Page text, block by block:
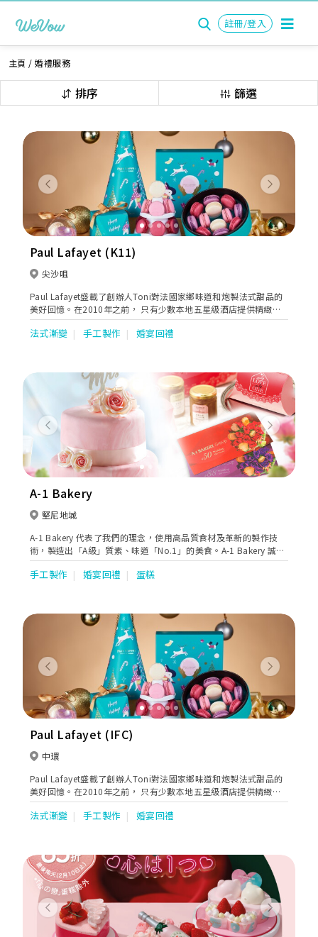
註冊/登入
主頁 /婚禮服務
排序 篩選
Previous Next
Paul Lafayet (K11)
尖沙咀
Paul Lafayet盛載了創辦人Toni對法國家鄉味道和炮製法式甜品的
美好回憶。在2010年之前， 只有少數本地五星級酒店提供精緻法
式甜品。Toni看準這個契機，在香港展開法式甜品業務，令更多人
欣賞到這種難能可貴的美點。
法式漸變 手工製作 婚宴回禮
Previous Next
A-1 Bakery
堅尼地城
A-1 Bakery 代表了我們的理念，使用高品質食材及革新的製作技
術，製造出「A級」質素、味道「No.1」的美食。A-1 Bakery 誠意
推出數款高雅瑰麗的婚嫁蛋糕，讓一對新人在親友的見證下，許下
與子偕老的誓言。
手工製作 婚宴回禮 蛋糕
Previous Next
Paul Lafayet (IFC)
中環
Paul Lafayet盛載了創辦人Toni對法國家鄉味道和炮製法式甜品的
美好回憶。在2010年之前， 只有少數本地五星級酒店提供精緻法
式甜品。Toni看準這個契機，在香港展開法式甜品業務，令更多人
欣賞到這種難能可貴的美點。
法式漸變 手工製作 婚宴回禮
Previous Next